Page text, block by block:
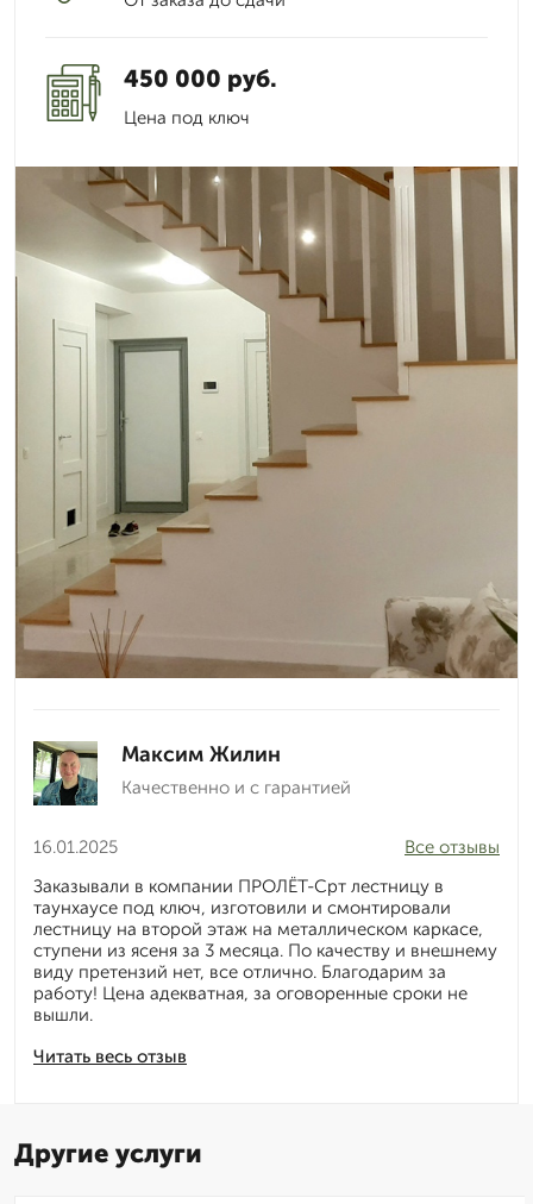
450 000 руб.
Цена под ключ
Максим Жилин
Качественно и с гарантией
16.01.2025
Читать весь отзыв
Все отзывы
Заказывали в компании ПРОЛЁТ-Срт лестницу в
таунхаусе под ключ, изготовили и смонтировали
лестницу на второй этаж на металлическом каркасе,
ступени из ясеня за 3 месяца. По качеству и внешнему
виду претензий нет, все отлично. Благодарим за
работу! Цена адекватная, за оговоренные сроки не
вышли.
Другие услуги